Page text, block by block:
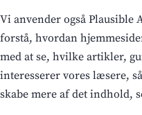
Vi anvender også Plausible
forstå, hvordan
med at se, hvilke artikler,
interesserer vores læsere,
skabe mere af det indhold,